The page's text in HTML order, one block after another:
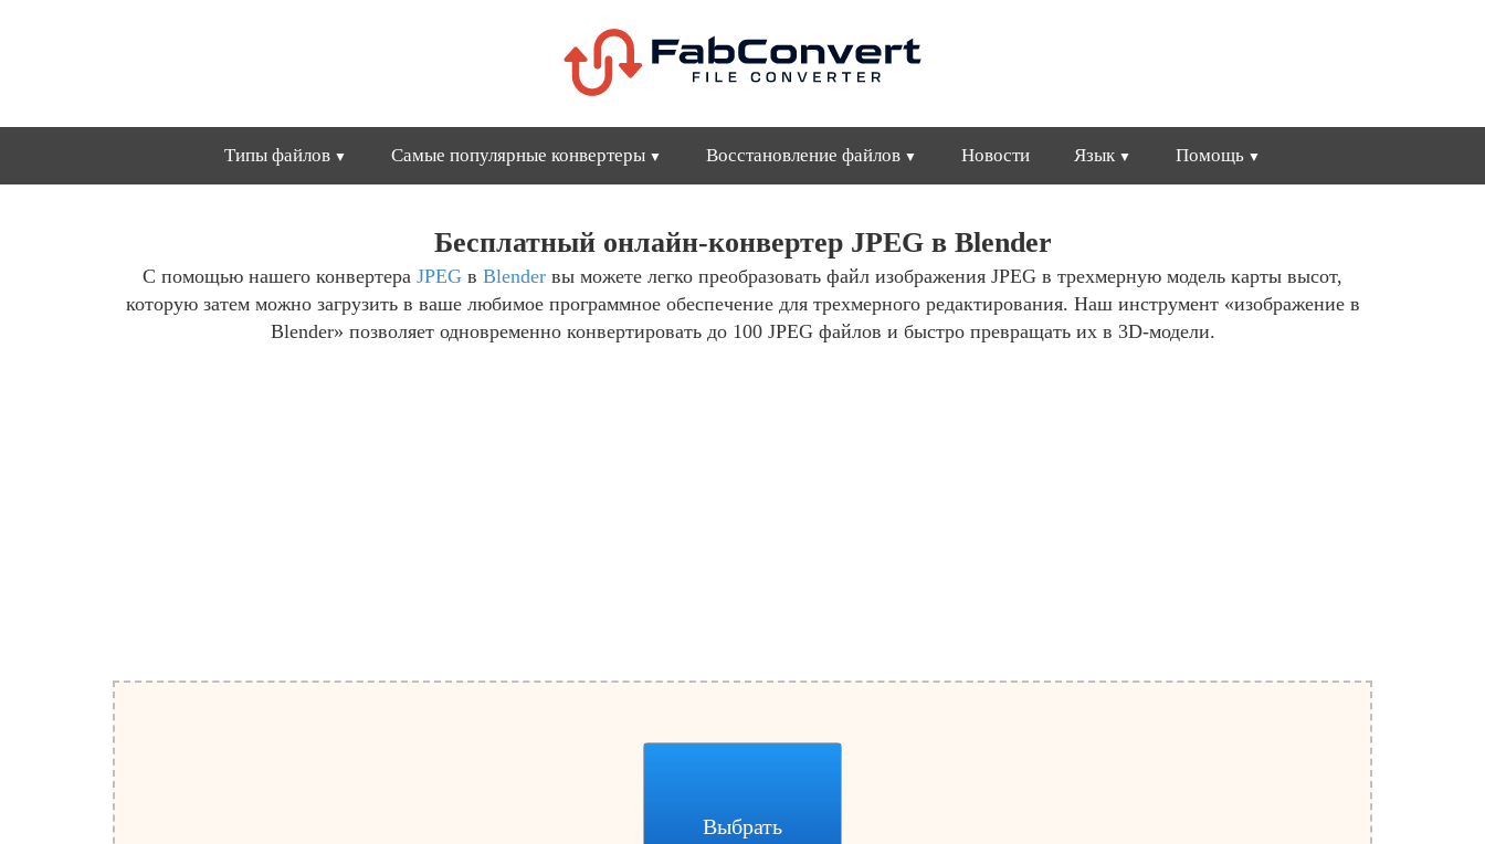
Типы файлов Самые популярные конвертеры Восстановление файлов Новости Язык Помощь
Бесплатный онлайн-конвертер JPEG в Blender
С помощью нашего конвертера JPEG в Blender вы можете легко преобразовать файл изображения JPEG в трехмерную модель карты высот,
которую затем можно загрузить в ваше любимое программное обеспечение для трехмерного редактирования. Наш инструмент «изображение в
Blender» позволяет одновременно конвертировать до 100 JPEG файлов и быстро превращать их в 3D-модели.
Выбрать